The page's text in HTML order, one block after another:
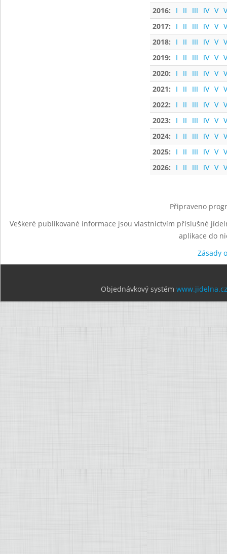
2016:
I II III IV V
2017:
I II III IV V
2018:
I II III IV V
2019:
I II III IV V
2020:
I II III IV V
2021:
I II III IV V
2022:
I II III IV V
2023:
I II III IV V
2024:
I II III IV V
2025:
I II III IV V
2026:
I II III IV V
Připraveno
Veškeré publikované informace jsou vlastnictvím příslušné
aplikace do
Zásady
Objednávkový systém www.jidelna.cz